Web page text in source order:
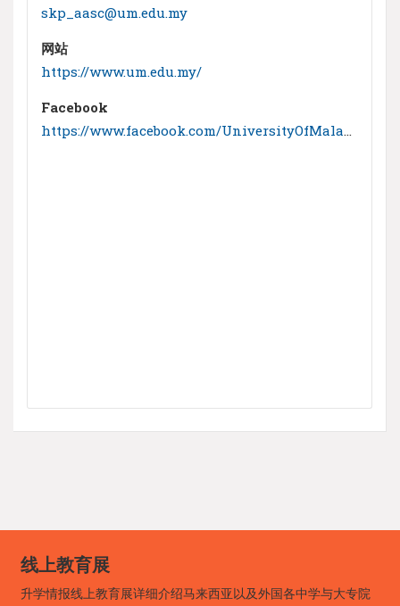
skp_aasc@um.edu.my
网站
https://www.um.edu.my/
Facebook
https://www.facebook.com/UniversityOfMalaya
线上教育展
升学情报线上教育展详细介绍马来西亚以及外国各中学与大专院